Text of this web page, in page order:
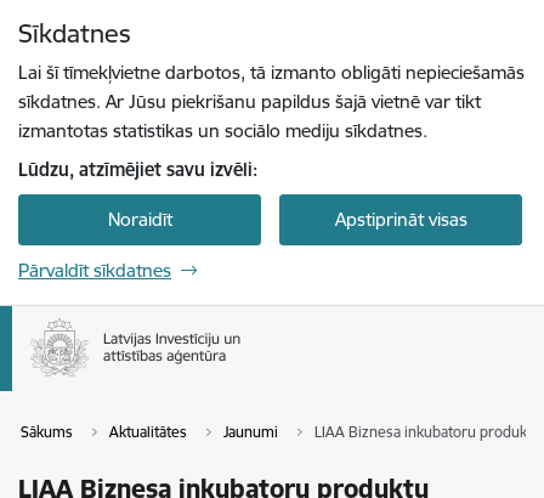
Sīkdatnes
Lai šī tīmekļvietne darbotos, tā izmanto obligāti nepieciešamās
sīkdatnes. Ar Jūsu piekrišanu papildus šajā vietnē var tikt
izmantotas statistikas un sociālo mediju sīkdatnes.
Lūdzu, atzīmējiet savu izvēli:
Noraidīt Apstiprināt visas
Pārvaldīt sīkdatnes
Sākums Aktualitātes Jaunumi LIAA Biznesa inkubatoru
LIAA Biznesa inkubatoru produktu